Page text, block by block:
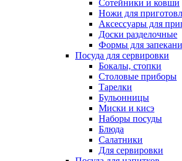
Сотейники и ковши
Ножи для
Аксессуары для
Доски разделочные
Формы для
Посуда для сервировки
Бокалы, стопки
Столовые приборы
Тарелки
Бульонницы
Миски и кисэ
Наборы посуды
Блюда
Салатники
Для сервировки